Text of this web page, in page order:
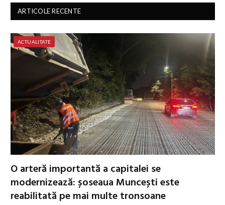
ARTICOLE RECENTE
ACTUALITATE
O arteră importantă a capitalei se
modernizează: șoseaua Muncești este
reabilitată pe mai multe tronsoane